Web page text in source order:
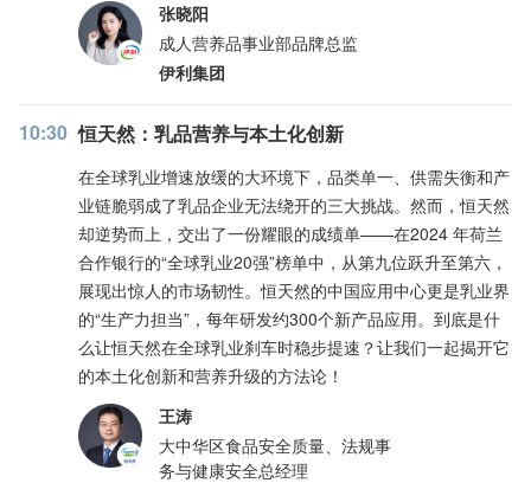
张晓阳
成人营养品事业部品牌总监
伊利集团
10:30 恒天然：乳品营养与本土化创新
在全球乳业增速放缓的大环境下，品类单一、供需失衡和产
业链脆弱成了乳品企业无法绕开的三大挑战。然而，恒天然
却逆势而上，交出了一份耀眼的成绩单——在2024 年荷兰
合作银行的“全球乳业20强”榜单中，从第九位跃升至第六，
展现出惊人的市场韧性。恒天然的中国应用中心更是乳业界
的“生产力担当”，每年研发约300个新产品应用。到底是什
么让恒天然在全球乳业刹车时稳步提速？让我们一起揭开它
的本土化创新和营养升级的方法论！
王涛
大中华区食品安全质量、法规事
务与健康安全总经理